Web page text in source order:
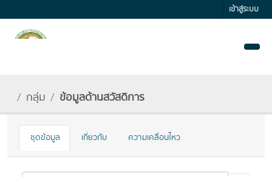
เข้าสู่ระบบ
กลุ่ม ข้อมูลด้านสวัสดิการ
ชุดข้อมูล เกี่ยวกับ ความเคลื่อนไหว